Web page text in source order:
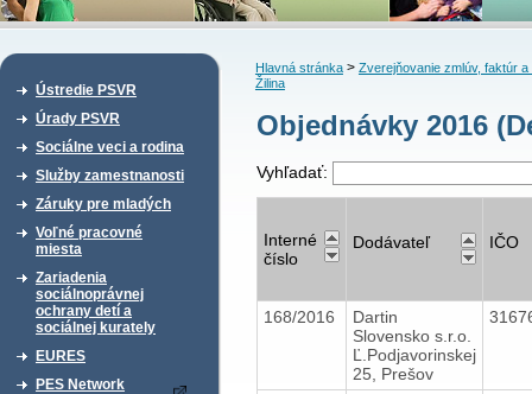
Ústredie PSVR
Úrady PSVR
Sociálne veci a rodina
Služby zamestnanosti
Záruky pre mladých
Voľné pracovné
miesta
Zariadenia
sociálnoprávnej
ochrany detí a
sociálnej kurately
EURES
PES Network
Hlavná stránka> Zverejňovanie zmlúv, faktúr a
Žilina
Objednávky 2016
Vyhľadať:
Interné
číslo
Dodávateľ IČO
168/2016
Dartin
Slovensko s.r.o.
Ľ.Podjavorinskej
25, Prešov